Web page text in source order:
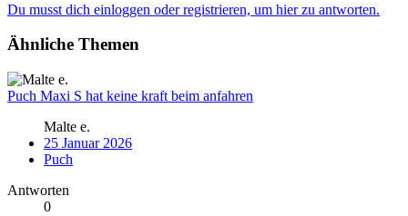
Du musst dich einloggen oder registrieren, um hier zu antworten.
Ähnliche Themen
Puch Maxi S hat keine kraft beim anfahren
Malte e.
25 Januar 2026
Puch
Antworten
0